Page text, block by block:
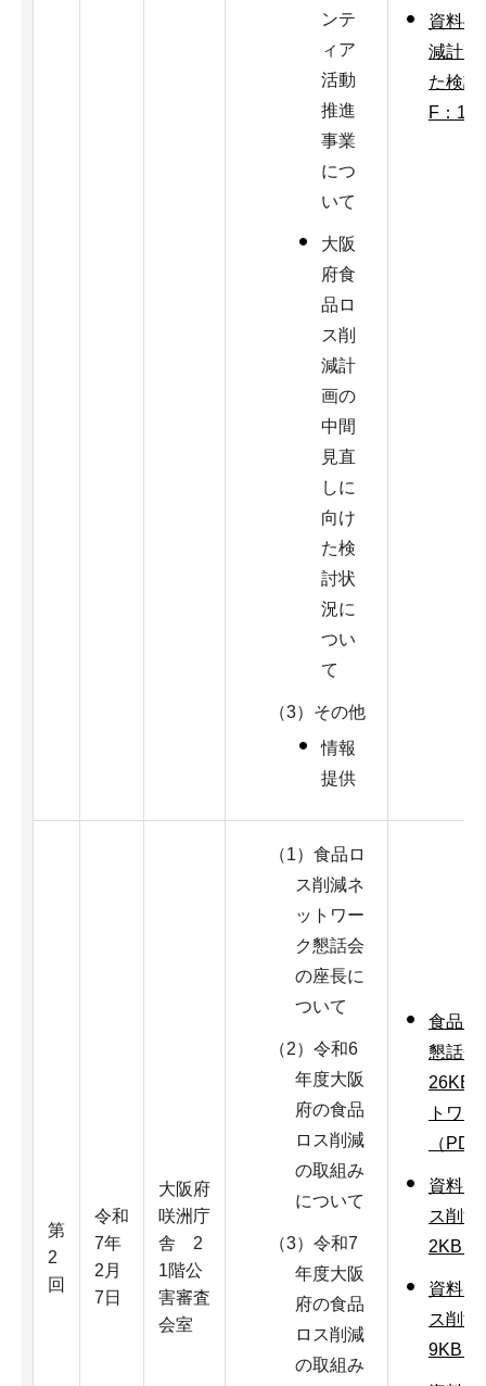
ンテ
ィア
活動
推進
事業
につ
いて
大阪
府食
品ロ
ス削
減計
画の
中間
見直
しに
向け
た検
討状
況に
つい
て
（3）その他
情報
提供
資料4
減計画
た検討
F：
第
2
回
令和
7年
2月
7日
大阪府
咲洲庁
舎 2
1階公
害審査
会室
（1）食品ロ
ス削減ネ
ットワー
ク懇話会
の座長に
ついて
（2）令和6
年度大阪
府の食品
ロス削減
の取組み
について
（3）令和7
年度大阪
府の食品
ロス削減
の取組み
食品ロ
懇話会
26KB
トワ
（
資料1
ス削
2KB）
資料2
ス削
9KB）